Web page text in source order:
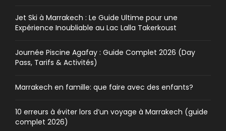
Jet Ski à Marrakech : Le Guide Ultime pour une
Expérience Inoubliable au Lac Lalla Takerkoust
Journée Piscine Agafay : Guide Complet 2026 (Day
Pass, Tarifs & Activités)
Marrakech en famille: que faire avec des enfants?
10 erreurs à éviter lors d’un voyage à Marrakech (guide
complet 2026)